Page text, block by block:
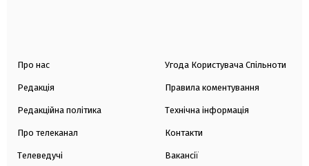
Про нас
Редакція
Редакційна політика
Про телеканал
Телеведучі
Угода Користувача Спільноти
Правила коментування
Технічна інформація
Контакти
Вакансії